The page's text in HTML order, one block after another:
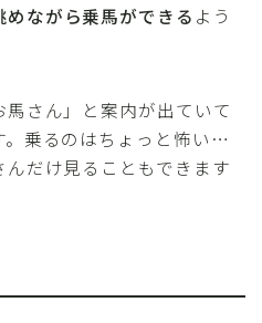
ながら乗馬ができる よう
さん」と案内が出ていて
。乗るのはちょっと怖い…
だけ見ることもできます